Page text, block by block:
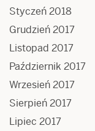
Styczeń 2018
Grudzień 2017
Listopad 2017
Październik 2017
Wrzesień 2017
Sierpień 2017
Lipiec 2017